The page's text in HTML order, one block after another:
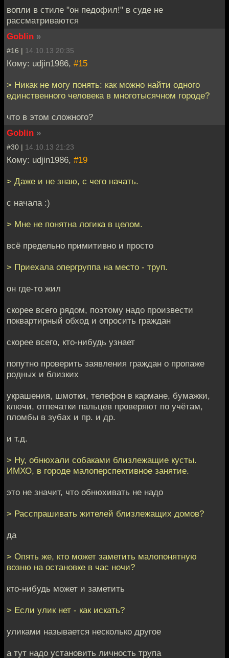
вопли в стиле "он педофил!" в суде не
рассматриваются
Goblin »
#16 | 14.10.13 20:35
Кому: udjin1986, #15
> Никак не могу понять: как можно найти одного
единственного человека в многотысячном городе?
что в этом сложного?
Goblin »
#30 | 14.10.13 21:23
Кому: udjin1986, #19
> Даже и не знаю, с чего начать.
с начала :)
> Мне не понятна логика в целом.
всё предельно примитивно и просто
> Приехала опергруппа на место - труп.
он где-то жил
скорее всего рядом, поэтому надо произвести
поквартирный обход и опросить граждан
скорее всего, кто-нибудь узнает
попутно проверить заявления граждан о пропаже
родных и близких
украшения, шмотки, телефон в кармане, бумажки,
ключи, отпечатки пальцев проверяют по учётам,
пломбы в зубах и пр. и др.
и т.д.
> Ну, обнюхали собаками близлежащие кусты.
ИМХО, в городе малоперспективное занятие.
это не значит, что обнюхивать не надо
> Расспрашивать жителей близлежащих домов?
да
> Опять же, кто может заметить малопонятную
возню на остановке в час ночи?
кто-нибудь может и заметить
> Если улик нет - как искать?
уликами называется несколько другое
а тут надо установить личность трупа